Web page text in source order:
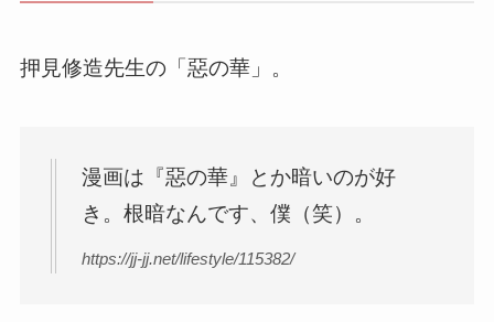
押見修造先生の「惡の華」。
漫画は『惡の華』とか暗いのが好
き。根暗なんです、僕（笑）。
https://jj-jj.net/lifestyle/115382/